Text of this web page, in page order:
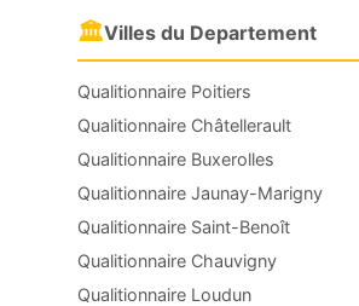
🏛Villes du Departement
Qualitionnaire Poitiers
Qualitionnaire Châtellerault
Qualitionnaire Buxerolles
Qualitionnaire Jaunay-Marigny
Qualitionnaire Saint-Benoît
Qualitionnaire Chauvigny
Qualitionnaire Loudun